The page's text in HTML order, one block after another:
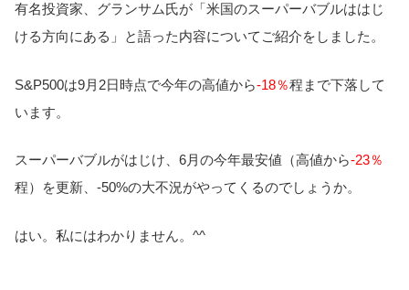
有名投資家、グランサム氏が「米国のスーパーバブルははじ
ける方向にある」と語った内容についてご紹介をしました。
S&P500は9月2日時点で今年の高値から-18％程まで下落して
います。
スーパーバブルがはじけ、6月の今年最安値（高値から-23％
程）を更新、-50%の大不況がやってくるのでしょうか。
はい。私にはわかりません。^^